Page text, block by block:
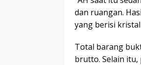
dan ruangan.
yang berisi
Total barang
brutto. Selain